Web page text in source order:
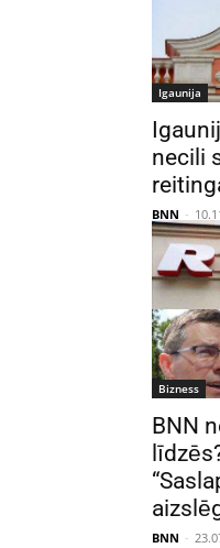
Igaunija
necili
BNN -
Bizness
BNN
BNN -